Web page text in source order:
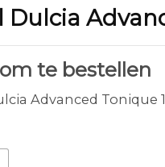
Dulcia
te bestellen
Advanced Tonique